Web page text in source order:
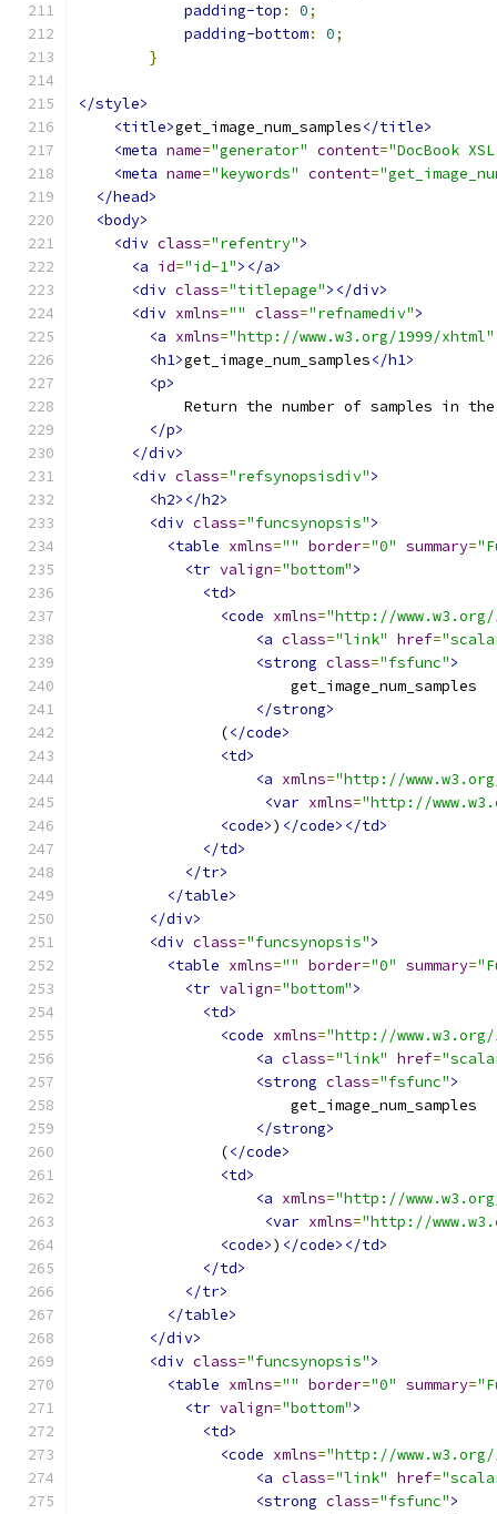
padding-top : 0;
padding-bottom: 0;
}
</style>
<title>get_image_num_samples</title>
<meta name="generator" content="DocBook
<meta name="keywords" content=
</head>
<body>
<div class="refentry">
<a id="id-1"></a>
<div class="titlepage"></div>
<div xmlns="" class="refnamediv">
<a xmlns="http://www.w3.org/1999/xhtml"
<h1>get_image_num_samples</h1>
<p>
Return the number of samples in
</p>
</div>
<div class="refsynopsisdiv">
<h2></h2>
<div class="funcsynopsis">
<table xmlns="" border="0" summary=
<tr valign="bottom">
<td>
<code xmlns="http://www.w3.org/
<a class="link" href=
<strong class="fsfunc">
                        get_image_num_samples
</strong>
                (
</code>
<td>
<a xmlns="http://
<var xmlns="http://
<code>) </code></td>
</td>
</tr>
</table>
</div>
<div class="funcsynopsis">
<table xmlns="" border="0" summary=
<tr valign="bottom">
<td>
<code xmlns="http://www.w3.org/
<a class="link" href=
<strong class="fsfunc">
                        get_image_num_samples
</strong>
                (
</code>
<td>
<a xmlns="http://
<var xmlns="http://
<code>) </code></td>
</td>
</tr>
</table>
</div>
<div class="funcsynopsis">
<table xmlns="" border="0" summary=
<tr valign="bottom">
<td>
<code xmlns="http://www.w3.org/
<a class="link" href=
<strong class="fsfunc">